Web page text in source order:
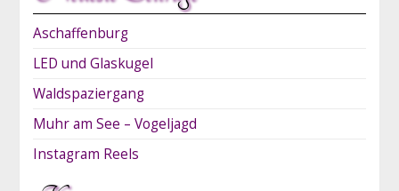
Aschaffenburg
LED und Glaskugel
Waldspaziergang
Muhr am See – Vogeljagd
Instagram Reels